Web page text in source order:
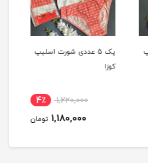
پک 5 عددی شورت اسلیپ
کوزا
1,220,000 4٪
1,180,000 تومان